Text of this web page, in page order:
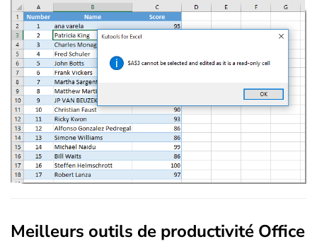
Meilleurs outils de productivité Office